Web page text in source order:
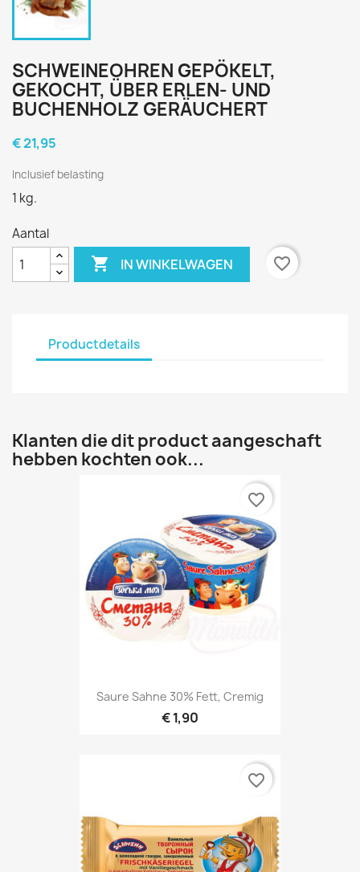
SCHWEINEOHREN GEPÖKELT,
GEKOCHT, ÜBER ERLEN- UND
BUCHENHOLZ GERÄUCHERT
€ 21,95
Inclusief belasting
1 kg.
Aantal
 IN WINKELWAGEN favorite_border
Productdetails
Klanten die dit product aangeschaft
hebben kochten ook...
Saure Sahne 30% Fett, Cremig
€ 1,90
favorite_border
favorite_border